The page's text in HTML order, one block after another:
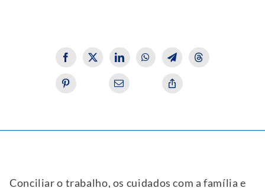
Conciliar o trabalho, os cuidados com a família e